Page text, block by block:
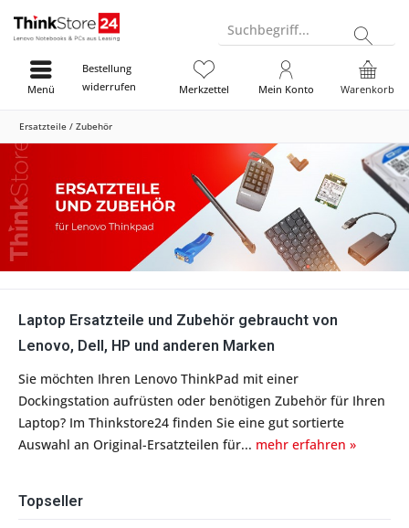
Suchbegriff...
Bestellung
widerrufen
Warenkorb
Merkzettel Mein Konto
Menü
Ersatzteile / Zubehör
Laptop Ersatzteile und Zubehör gebraucht von
Lenovo, Dell, HP und anderen Marken
Sie möchten Ihren Lenovo ThinkPad mit einer
Dockingstation aufrüsten oder benötigen Zubehör für Ihren
Laptop? Im Thinkstore24 finden Sie eine gut sortierte
Auswahl an Original-Ersatzteilen für... mehr erfahren »
Topseller